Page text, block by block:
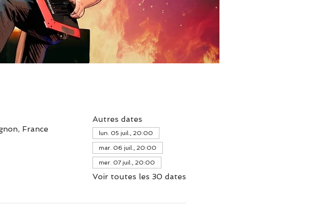
France
Autres dates
lun. 05 juil., 20:00
mar. 06 juil., 20:00
mer. 07 juil., 20:00
Voir toutes les 30 dates